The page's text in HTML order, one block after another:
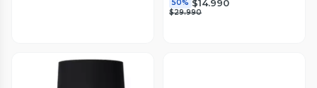
50% $14.990
$29.990